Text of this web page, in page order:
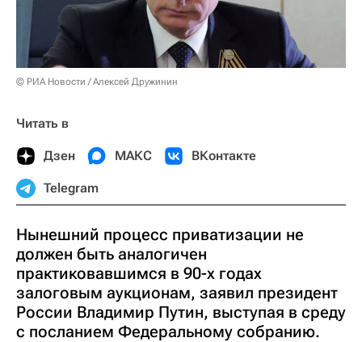
© РИА Новости / Алексей Дружинин
Читать в
Дзен МАКС ВКонтакте
Telegram
Нынешний процесс приватизации не
должен быть аналогичен
практиковавшимся в 90-х годах
залоговым аукционам, заявил президент
России Владимир Путин, выступая в среду
с посланием Федеральному собранию.